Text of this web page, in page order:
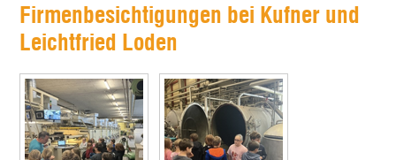
Firmenbesichtigungen bei Kufner und
Leichtfried Loden